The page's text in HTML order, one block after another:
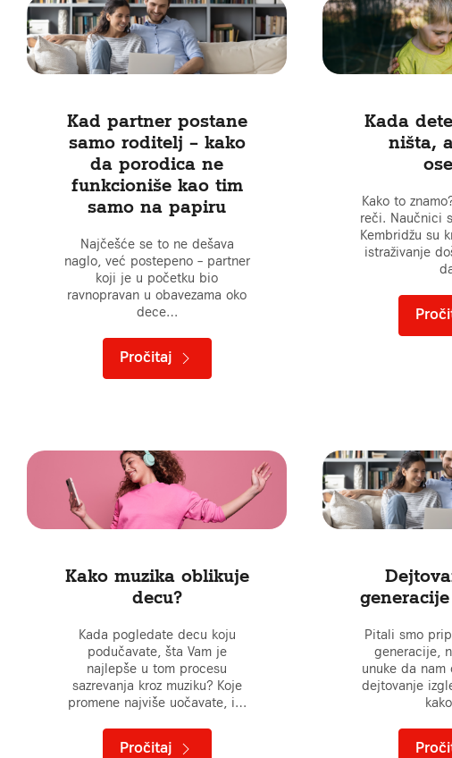
Kad partner postane
samo roditelj – kako
da porodica ne
funkcioniše kao tim
samo na papiru
Najčešće se to ne dešava
naglo, već postepeno – partner
koji je u početku bio
ravnopravan u obavezama oko
dece…
Pročitaj
Kada
ništa,
Kako to
reči. Naučnici
Kembridžu su
istraživanje
Kako muzika oblikuje
decu?
Kada pogledate decu koju
podučavate, šta Vam je
najlepše u tom procesu
sazrevanja kroz muziku? Koje
promene najviše uočavate, i…
Pročitaj
Pitali smo
generacije,
unuke da nam
dejtovanje